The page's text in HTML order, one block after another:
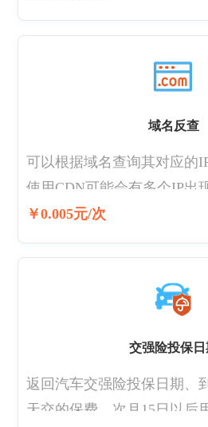
理、客户信息查询、携号转
域名反查
可以根据域名查询其对应的
使用CDN可能会有多个IP出
问的IP会有所不同。支持在
￥0.005元/次
交强险投保日
返回汽车交强险投保日期、
天交的保费，次月15日以后